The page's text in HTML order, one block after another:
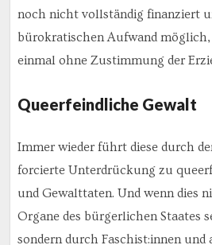
noch nicht vollständig finanziert
bürokratischen Aufwand
einmal ohne Zustimmung der
Queerfeindliche Gewalt
Immer wieder führt diese durch
forcierte Unterdrückung zu
und Gewalttaten. Und wenn dies
Organe des bürgerlichen Staates
sondern durch Faschist:innen und